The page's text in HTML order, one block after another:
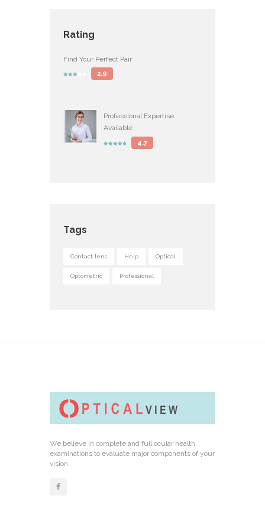
Rating
Find Your Perfect Pair
2.9
Professional Expertise
Available
4.7
Tags
Contact lens Help Optical
Optometric Professional
We believe in complete and full ocular health
examinations to evaluate major components of your
vision.